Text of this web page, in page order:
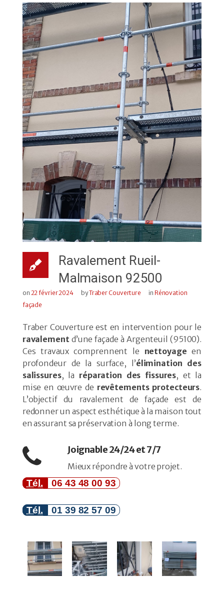
Ravalement Rueil-
Malmaison 92500
on 22 février 2024 byTraber Couverture in Rénovation
façade
Traber Couverture est en intervention pour le
ravalementd’une façade à Argenteuil (95100).
Ces travaux comprennent le nettoyage en
profondeur de la surface, l’élimination des
salissures, la réparation des fissures, et la
mise en œuvre de revêtements protecteurs.
L’objectif du ravalement de façade est de
redonner un aspect esthétique à la maison tout
en assurant sa préservation à long terme.
Joignable 24/24 et 7/7
Mieux répondre à votre projet.
Tél. 06 43 48 00 93
Tél. 01 39 82 57 09